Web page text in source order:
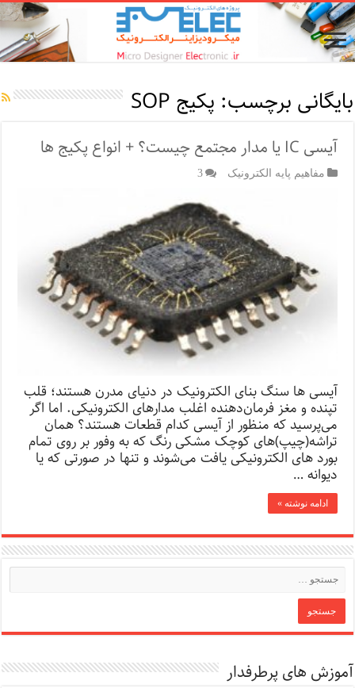
بایگانی برچسب: پکیج SOP
آیسی IC یا مدار مجتمع چیست؟ + انواع پکیج ها
مفاهیم پایه الکترونیک 3
آیسی ها سنگ بنای الکترونیک در دنیای مدرن هستند؛ قلب
تپنده و مغز فرمان‌دهنده اغلب مدارهای الکترونیکی. اما اگر
می‌پرسید که منظور از آیسی کدام قطعات هستند؟ همان
تراشه(چیپ)‌های کوچک مشکی رنگ که به وفور بر روی تمام
بورد های الکترونیکی یافت می‌شوند و تنها در صورتی که یا
دیوانه …
ادامه نوشته »
آموزش های پرطرفدار